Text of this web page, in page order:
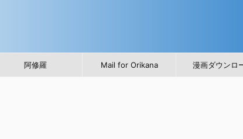
阿修羅 Mail for Orikana 漫画ダウンロ